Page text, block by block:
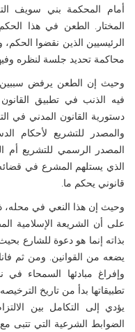
المختار. الطعن في هذا
الرئيسيين الذين نقضوا
محاكمة تحديد جلسة لنظره
وحيث إن الطعن يرفض سببين
فيه الذنب في تطبيق
دستورية القانون المدني في
والمصدر للتشريع لأحكام
المصدر الرسمي للتشريع أم
الذي يستلهم المشرع في
قانوني يحكم ما.
وحيث إن هذا النعي في محله،
على أن الشريعة الإسلامية
بذاته إنما هو دعوة للشارع
يضعه من القوانين. ومن ثم
وإفراغ مبادئها السمحاء
تطبيقاتها بدأ من تاريخ
يؤدي إلى التكامل بين
الضوابط الشرعية التي تتبى